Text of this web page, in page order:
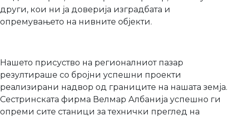
други, кои ни ја доверија изградбата и
опремувањето на нивните објекти.
Нашето присуство на регионалниот пазар
резултираше со бројни успешни проекти
реализирани надвор од границите на нашата земја.
Сестринската фирма Велмар Албанија успешно ги
опреми сите станици за технички преглед на